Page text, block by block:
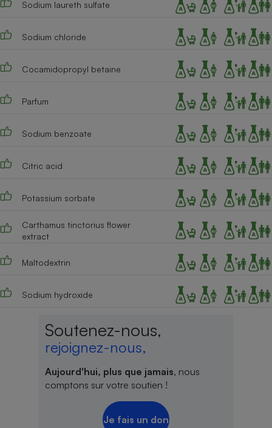
Sodium laureth sulfate
Sodium chloride
Cocamidopropyl betaine
Parfum
Sodium benzoate
Citric acid
Potassium sorbate
Carthamus tinctorius flower
extract
Maltodextrin
Sodium hydroxide
Soutenez-nous,
rejoignez-nous,
Aujourd'hui, plus que jamais, nous
comptons sur votre soutien !
Je fais un don
Plaque de cuisson à
induction
Climatiseur -
Ventilateur
Cafetière à expressos
Téléphone mobile -
Smartphone
Antivirus
Ventilateur